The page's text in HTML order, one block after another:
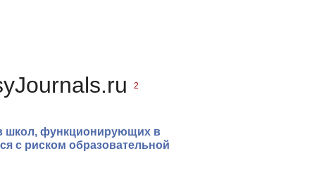
2
школ, функционирующих в
с риском образовательной